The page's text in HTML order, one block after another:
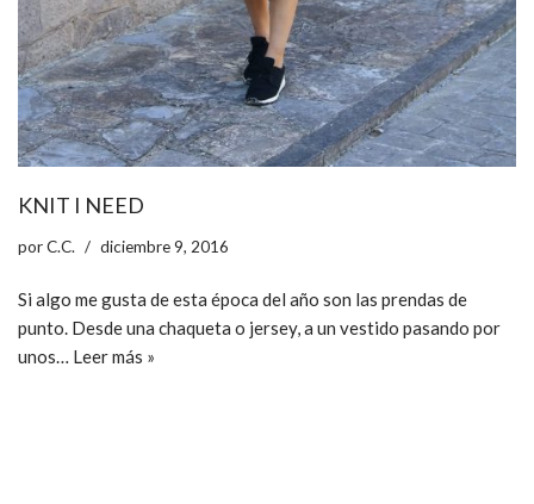
KNIT I NEED
porC.C. diciembre 9, 2016
Si algo me gusta de esta época del año son las prendas de
punto. Desde una chaqueta o jersey, a un vestido pasando por
unos… Leer más »